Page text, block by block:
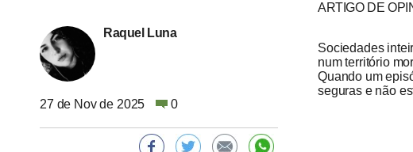
ARTIGO DE
Sociedades
num território
Quando um
seguras e não
Raquel Luna
27 de Nov de 2025 0